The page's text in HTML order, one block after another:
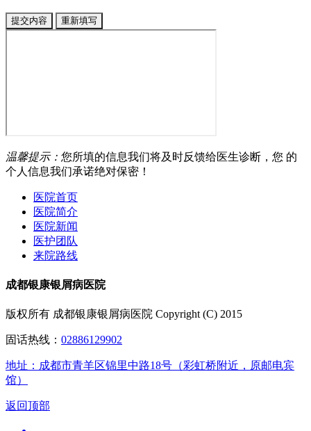
温馨提示： 您所填的信息我们将及时反馈给医生诊断，您 的
个人信息我们承诺绝对保密！
医院首页
医院简介
医院新闻
医护团队
来院路线
成都银康银屑病医院
版权所有 成都银康银屑病医院 Copyright (C) 2015
固话热线： 02886129902
地址：成都市青羊区锦里中路18号（彩虹桥附近，原邮电宾
馆）
返回顶部